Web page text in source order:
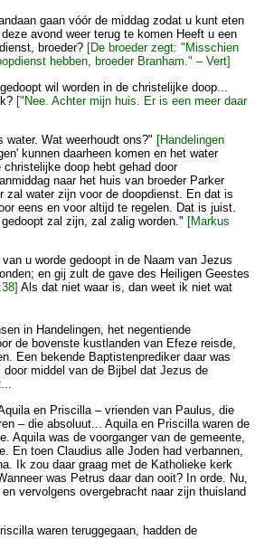
gaan vóór de middag zodat u kunt eten
avond weer terug te komen Heeft u een
broeder? [De broeder zegt: "Misschien
hebben, broeder Branham." – Vert]
wil worden in de christelijke doop...
["Nee. Achter mijn huis. Er is een meer daar
Wat weerhoudt ons?" [Handelingen
kunnen daarheen komen en het water
doop hebt gehad door
naar het huis van broeder Parker
zal water zijn voor de doopdienst. En dat is
eens en voor altijd te regelen. Dat is juist.
zal zijn, zal zalig worden." [Markus
u worde gedoopt in de Naam van Jezus
en gij zult de gave des Heiligen Geestes
Als dat niet waar is, dan weet ik niet wat
in Handelingen, het negentiende
de bovenste kustlanden van Efeze reisde,
Een bekende Baptistenprediker daar was
door middel van de Bijbel dat Jezus de
en Priscilla – vrienden van Paulus, die
– die absoluut... Aquila en Priscilla waren de
Aquila was de voorganger van de gemeente,
En toen Claudius alle Joden had verbannen,
Ik zou daar graag met de Katholieke kerk
was Petrus daar dan ooit? In orde. Nu,
vervolgens overgebracht naar zijn thuisland
waren teruggegaan, hadden de